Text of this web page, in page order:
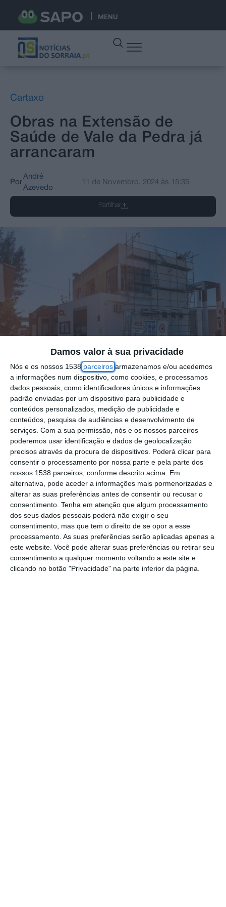
Damos valor à sua privacidade
Nós e os nossos 1538 parceiros armazenamos e/ou acedemos
a informações num dispositivo, como cookies, e processamos
dados pessoais, como identificadores únicos e informações
padrão enviadas por um dispositivo para publicidade e
conteúdos personalizados, medição de publicidade e
conteúdos, pesquisa de audiências e desenvolvimento de
serviços. Com a sua permissão, nós e os nossos parceiros
poderemos usar identificação e dados de geolocalização
precisos através da procura de dispositivos. Poderá clicar para
consentir o processamento por nossa parte e pela parte dos
nossos 1538 parceiros, conforme descrito acima. Em
alternativa, pode aceder a informações mais pormenorizadas e
alterar as suas preferências antes de consentir ou recusar o
consentimento. Tenha em atenção que algum processamento
dos seus dados pessoais poderá não exigir o seu
consentimento, mas que tem o direito de se opor a esse
processamento. As suas preferências serão aplicadas apenas a
este website. Você pode alterar suas preferências ou retirar seu
consentimento a qualquer momento voltando a este site e
clicando no botão "Privacidade" na parte inferior da página.
MENU
Cartaxo
Obras na Extensão de
Saúde de Vale da Pedra já
arrancaram
Por
André
Azevedo
11 de Novembro, 2024 às 15:35
Partilhar
A Câmara Municipal do Cartaxo informou,
em comunicado, que estão em andamento
as obras de reabilitação da Extensão de
Saúde de Vale da Pedra, pertencente à
Unidade de Saúde Familiar D. Sancho I. O
projeto, que conta com um investimento
superior a 60 mil euros, é financiado
inteiramente pela autarquia e visa resolver
problemas estruturais que se prolongam há
mais de uma década.
Segundo o presidente da Câmara Municipal,
João Ferreira Heitor, a intervenção é